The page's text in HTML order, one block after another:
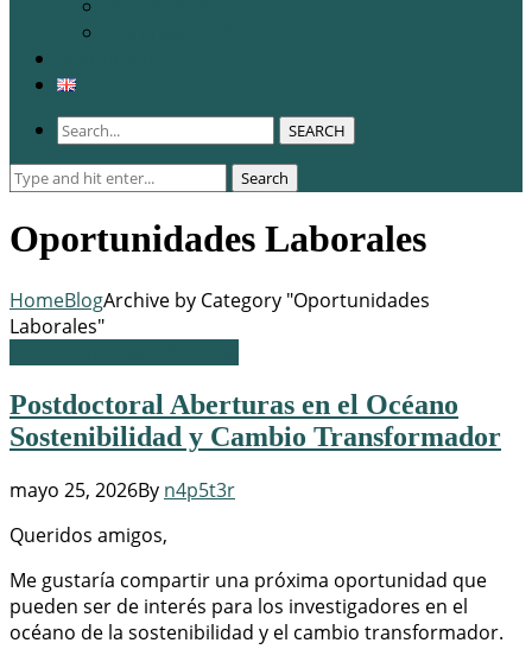
SEARCH
Search
Search
Oportunidades Laborales
HomeBlogArchive by Category "Oportunidades
Laborales"
Postdoctoral Aberturas en el Océano
Sostenibilidad y Cambio Transformador
mayo 25, 2026By n4p5t3r
Queridos amigos,
Me gustaría compartir una próxima oportunidad que
pueden ser de interés para los investigadores en el
océano de la sostenibilidad y el cambio transformador.